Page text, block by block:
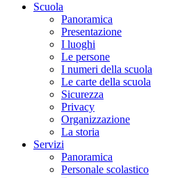
Scuola
Panoramica
Presentazione
I luoghi
Le persone
I numeri della scuola
Le carte della scuola
Sicurezza
Privacy
Organizzazione
La storia
Servizi
Panoramica
Personale scolastico